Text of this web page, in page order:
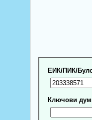
ЕИК/ПИК/
Ключови